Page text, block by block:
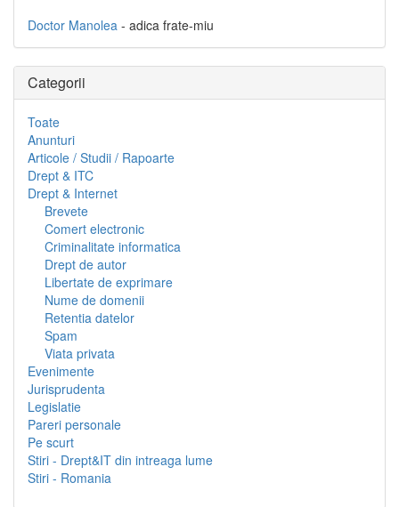
Doctor Manolea - adica frate-miu
Categorii
Toate
Anunturi
Articole / Studii / Rapoarte
Drept & ITC
Drept & Internet
Brevete
Comert electronic
Criminalitate informatica
Drept de autor
Libertate de exprimare
Nume de domenii
Retentia datelor
Spam
Viata privata
Evenimente
Jurisprudenta
Legislatie
Pareri personale
Pe scurt
Stiri - Drept&IT din intreaga lume
Stiri - Romania